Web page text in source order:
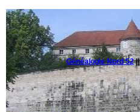
Généalogie Nord 52